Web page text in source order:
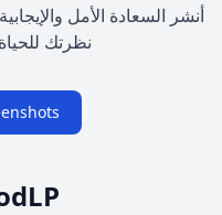
أنشر السعادة الأمل
نظرتك